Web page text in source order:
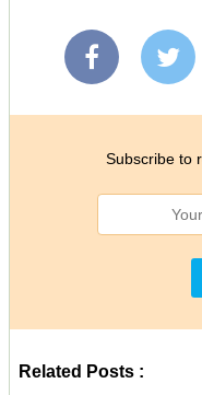
Subscribe to
Related Posts :